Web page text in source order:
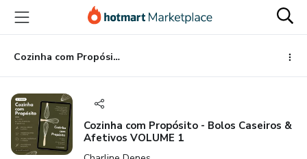
para
conteúdo
principal
para
pagamento
para
rodapé
Cozinha com Propósito - Bolos Caseiros & Afetivos VOLUME 1
Cozinha com Propósito - Bolos Caseiros &
Afetivos VOLUME 1